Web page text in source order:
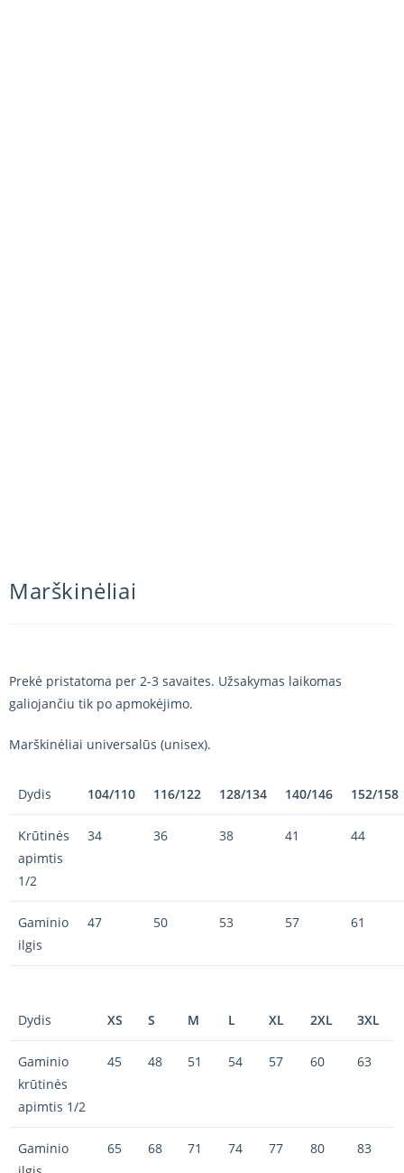
Marškinėliai
Prekė pristatoma per 2-3 savaites. Užsakymas laikomas
galiojančiu tik po apmokėjimo.
Marškinėliai universalūs (unisex).
Dydis 104/110 116/122 128/134 140/146 152/158
Krūtinės
apimtis
1/2
34 36 38 41 44
Gaminio
ilgis
47 50 53 57 61
Dydis XS S M L XL 2XL 3XL
Gaminio
krūtinės
apimtis 1/2
45 48 51 54 57 60 63
Gaminio
65 68 71 74 77 80 83